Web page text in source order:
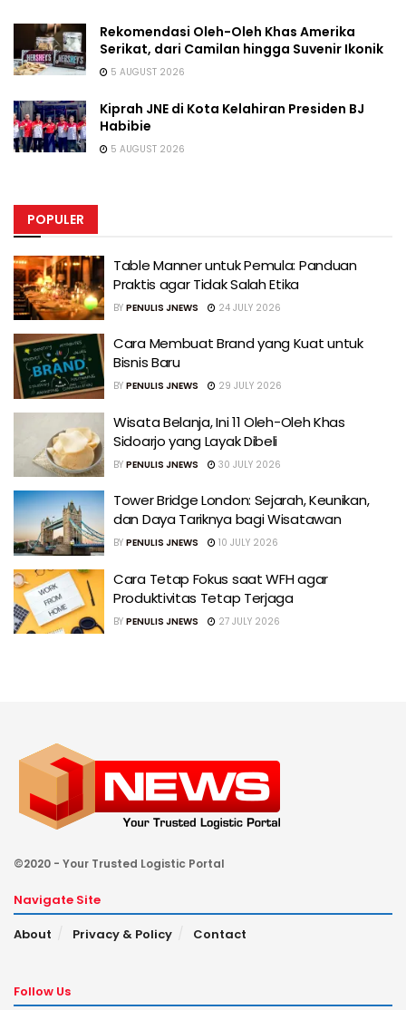
Rekomendasi Oleh-Oleh Khas Amerika
Serikat, dari Camilan hingga Suvenir Ikonik
5 AUGUST 2026
Kiprah JNE di Kota Kelahiran Presiden BJ
Habibie
5 AUGUST 2026
POPULER
Table Manner untuk Pemula: Panduan
Praktis agar Tidak Salah Etika
BY PENULIS JNEWS 24 JULY 2026
Cara Membuat Brand yang Kuat untuk
Bisnis Baru
BY PENULIS JNEWS 29 JULY 2026
Wisata Belanja, Ini 11 Oleh-Oleh Khas
Sidoarjo yang Layak Dibeli
BY PENULIS JNEWS 30 JULY 2026
Tower Bridge London: Sejarah, Keunikan,
dan Daya Tariknya bagi Wisatawan
BY PENULIS JNEWS 10 JULY 2026
Cara Tetap Fokus saat WFH agar
Produktivitas Tetap Terjaga
BY PENULIS JNEWS 27 JULY 2026
©2020 - Your Trusted Logistic Portal
Navigate Site
About
Privacy & Policy Contact
Follow Us